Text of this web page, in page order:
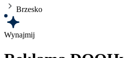
Brzesko
Wynajmij